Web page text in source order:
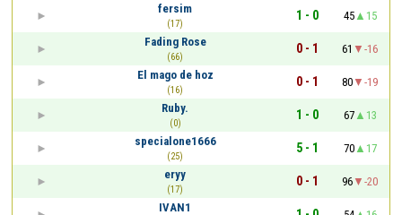
fersim
(17)
1 - 0 45
15
Fading Rose
(66)
0 - 1 61
-16
El mago de hoz
(16)
0 - 1 80
-19
Ruby.
(0)
1 - 0 67
13
specialone1666
(25)
5 - 1 70
17
eryy
(17)
0 - 1 96
-20
IVAN1